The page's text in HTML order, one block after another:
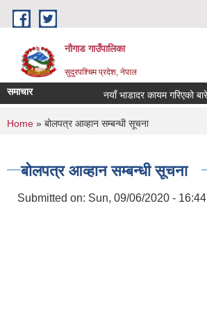
Skip to main content
नौगाड गाउँपालिका
सुदुरपश्चिम प्रदेश, नेपाल
समाचार नयाँ भाडादर कायम गरिएको बारे ।
You are here
Home » बोलपत्र आव्हान सम्बन्धी सूचना
बोलपत्र आव्हान सम्बन्धी सूचना
Submitted on: Sun, 09/06/2020 - 16:44